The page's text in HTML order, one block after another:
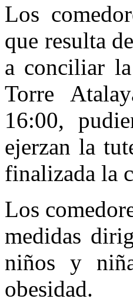
Los
que resulta
a conciliar
Torre
16:00,
ejerzan la
finalizada la
Los
medidas
niños y
obesidad.